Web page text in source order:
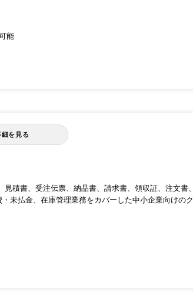
能
細を見る
積書、受注伝票、納品書、請求書、領収証、注文書、
未払金、在庫管理業務をカバーした中小企業向けのク